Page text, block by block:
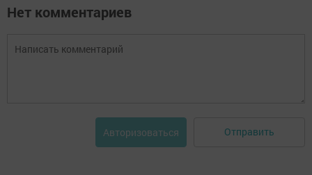
Нет комментариев
Авторизоваться Отправить